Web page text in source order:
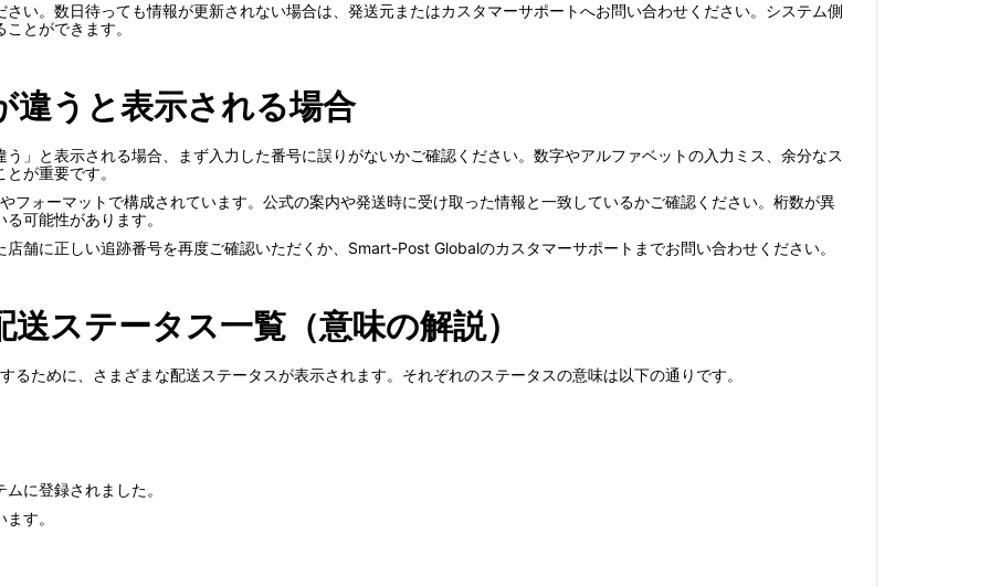
い。数日待っても情報が更新されない場合は、発送元またはカスタマーサポートへお問い合わせください。システム側
とができます。
違うと表示される場合
」と表示される場合、まず入力した番号に誤りがないかご確認ください。数字やアルファベットの入力ミス、余分なス
が重要です。
フォーマットで構成されています。公式の案内や発送時に受け取った情報と一致しているかご確認ください。桁数が異
可能性があります。
舗に正しい追跡番号を再度ご確認いただくか、Smart-Post Globalのカスタマーサポートまでお問い合わせください。
ステータス一覧（意味の解説）
ために、さまざまな配送ステータスが表示されます。それぞれのステータスの意味は以下の通りです。
に登録されました。
す。